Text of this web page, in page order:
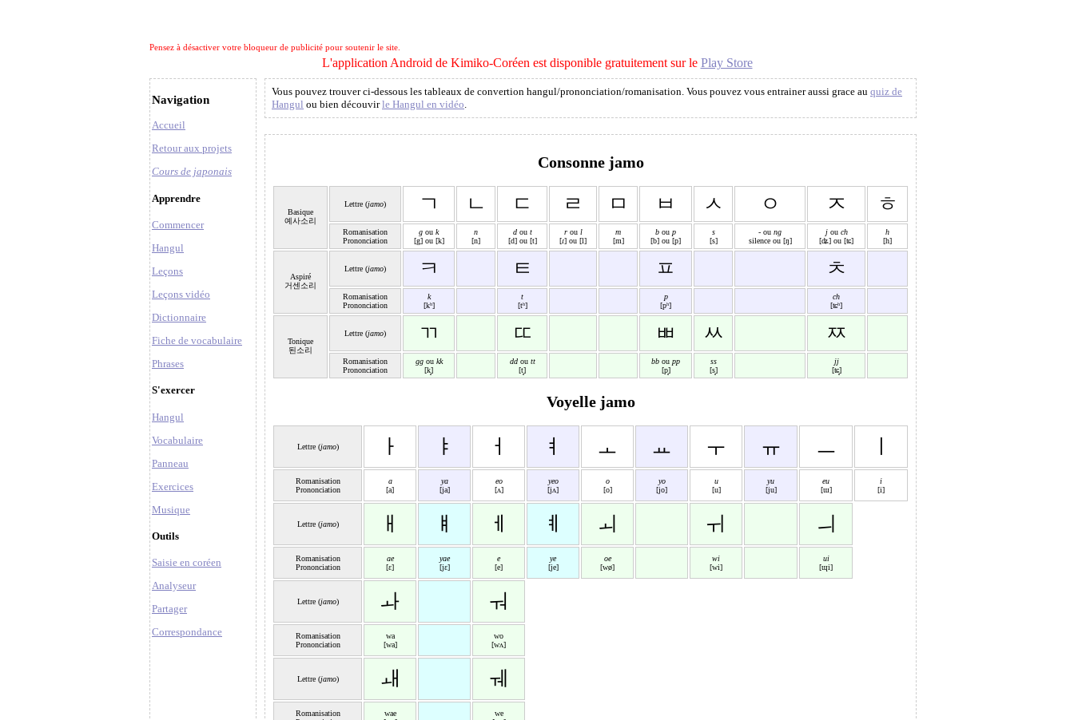
Pensez à désactiver votre bloqueur de publicité pour soutenir le site.
L'application Android de Kimiko-Coréen est disponible gratuitement sur le Play Store
Navigation
Accueil
Retour aux projets
Cours de japonais
Apprendre
Commencer
Hangul
Leçons
Leçons vidéo
Dictionnaire
Fiche de vocabulaire
Phrases
S'exercer
Hangul
Vocabulaire
Panneau
Exercices
Musique
Outils
Saisie en coréen
Analyseur
Partager
Correspondance
Vous pouvez trouver ci-dessous les tableaux de convertion hangul/prononciation/romanisation. Vous pouvez vous entrainer aussi grace au quiz de
Hangul ou bien découvirle Hangul en vidéo.
Consonne jamo
Basique
예사소리
Lettre (jamo) ㄱ ㄴ ㄷ ㄹ ㅁ ㅂ ㅅ ㅇ ㅈ ㅎ
Romanisation
Prononciation
g ou k
[g] ou [k]
n
[n]
dou t
[d] ou [t]
rou l
[ɾ] ou [l]
m
[m]
b ou p
[b] ou [p]
s
[s]
- ou ng
silence ou [ŋ]
jou ch
[ʥ] ou [ʨ]
h
[h]
Aspiré
거센소리
Lettre (jamo) ㅋ ㅌ ㅍ ㅊ
Romanisation
Prononciation
k
[kʰ]
t
[tʰ]
p
[pʰ]
ch
[ʨʰ]
Tonique
된소리
Lettre (jamo) ㄲ ㄸ ㅃ ㅆ ㅉ
Romanisation
Prononciation
ggou kk
[k͈]
ddou tt
[t͈]
bb ou pp
[p͈]
ss
[s͈]
jj
[ʨ͈]
Voyelle jamo
Lettre (jamo) ㅏ ㅑ ㅓ ㅕ ㅗ ㅛ ㅜ ㅠ ㅡ
Romanisation
Prononciation
a
[a]
ya
[ja]
eo
[ʌ]
yeo
[jʌ]
o
[o]
yo
[jo]
u
[u]
yu
[ju]
eu
[ɯ]
i
[i]
Lettre (jamo) ㅐ ㅒ ㅔ ㅖ ㅚ ㅟ ㅢ
Romanisation
Prononciation
ae
[ɛ]
yae
[jɛ]
e
[e]
ye
[je]
oe
[wø]
wi
[wi]
ui
[ɰi]
Lettre (jamo) ㅘ ㅝ
Romanisation
Prononciation
wa
[wa]
wo
[wʌ]
Lettre (jamo) ㅙ ㅞ
Romanisation
wae
we